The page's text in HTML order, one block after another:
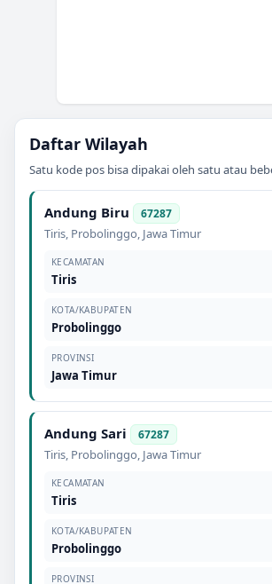
Daftar Wilayah
Satu kode pos bisa dipakai oleh satu atau
Andung Biru 67287
Tiris, Probolinggo, Jawa Timur
KECAMATAN
Tiris
KOTA/KABUPATEN
Probolinggo
PROVINSI
Jawa Timur
Andung Sari 67287
Tiris, Probolinggo, Jawa Timur
KECAMATAN
Tiris
KOTA/KABUPATEN
Probolinggo
PROVINSI